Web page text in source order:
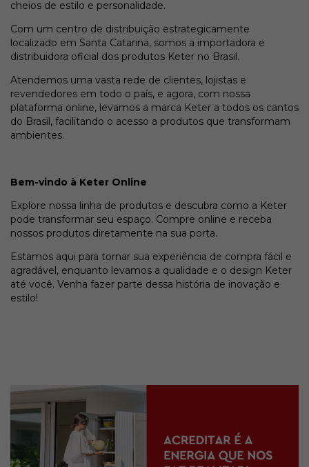
cheios de estilo e personalidade.
Com um centro de distribuição estrategicamente
localizado em Santa Catarina, somos a importadora e
distribuidora oficial dos produtos Keter no Brasil.
Atendemos uma vasta rede de clientes, lojistas e
revendedores em todo o país, e agora, com nossa
plataforma online, levamos a marca Keter a todos os cantos
do Brasil, facilitando o acesso a produtos que transformam
ambientes.
Bem-vindo à Keter Online
Explore nossa linha de produtos e descubra como a Keter
pode transformar seu espaço. Compre online e receba
nossos produtos diretamente na sua porta.
Estamos aqui para tornar sua experiência de compra fácil e
agradável, enquanto levamos a qualidade e o design Keter
até você. Venha fazer parte dessa história de inovação e
estilo!